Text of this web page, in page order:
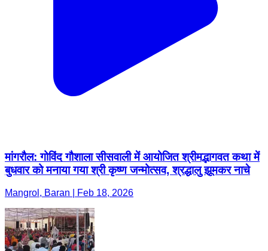
मांगरौल: गोविंद गौशाला सीसवाली में आयोजित श्रीमद्भागवत कथा में
बुधवार को मनाया गया श्री कृष्ण जन्मोत्सव, श्रद्धालु झूमकर नाचे
Mangrol, Baran | Feb 18, 2026